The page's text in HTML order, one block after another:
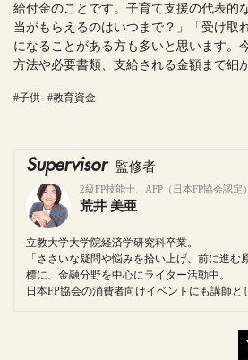
給付金のことです。子育て支援の代表的
当がもらえるのはいつまで？」「受け取
になることがある方も多いと思います。
方法や必要書類、支給される金額まで細
#子供 #教育資金
Supervisor 監修者
2級FP技能士、AFP（日本FP協会認定
荒井 美亜
立教大学大学院経済学研究科卒業。
「ささいな疑問や悩みを拾い上げ、前に進む
標に、金融分野を中心にライター活動中。
日本FP協会の消費者向けイベントにも講師と